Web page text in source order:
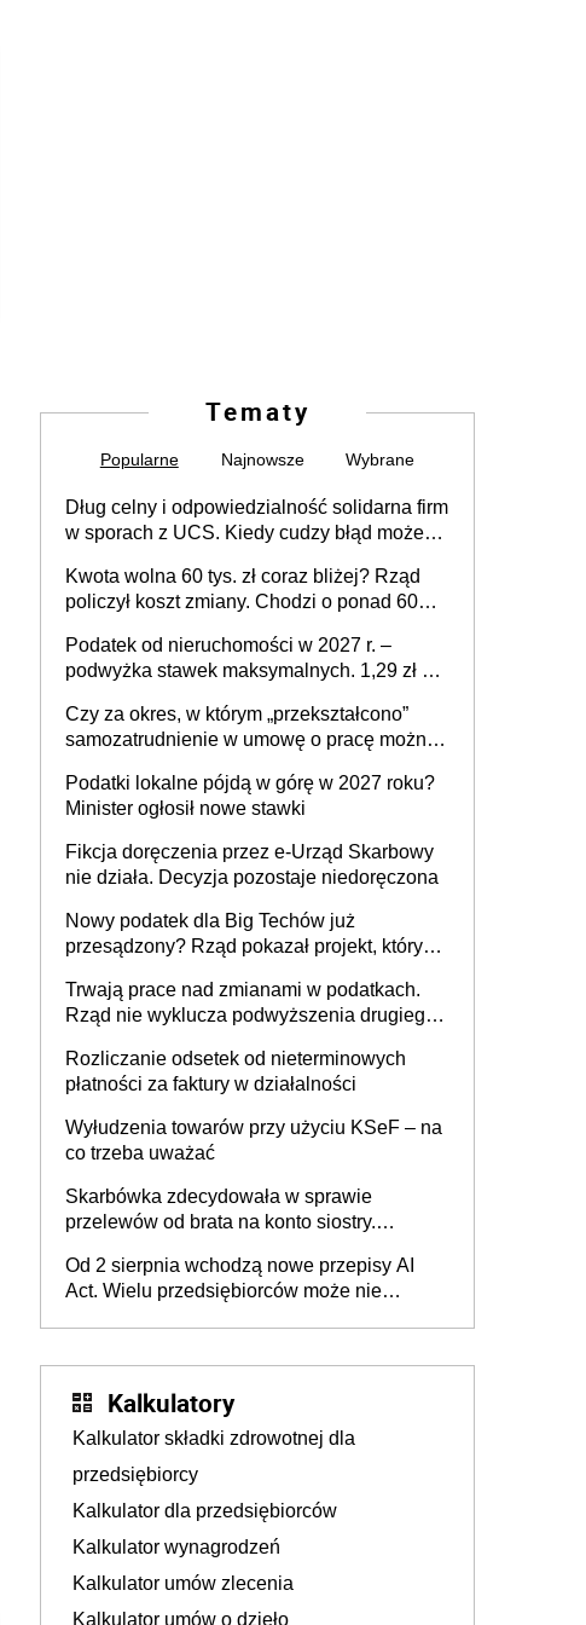
Tematy
Popularne Najnowsze Wybrane
Dług celny i odpowiedzialność solidarna firm
w sporach z UCS. Kiedy cudzy błąd może
Kwota wolna 60 tys. zł coraz bliżej? Rząd
policzył koszt zmiany. Chodzi o ponad 60
Podatek od nieruchomości w 2027 r. –
podwyżka stawek maksymalnych. 1,29 zł za
budynków i lokali związanych z
prowadzeniem działalności gospodarczej
Czy za okres, w którym „przekształcono”
samozatrudnienie w umowę o pracę można
umowy cywilnoprawnej jedynym
racjonalnym wyjściem
Podatki lokalne pójdą w górę w 2027 roku?
Minister ogłosił nowe stawki
Fikcja doręczenia przez e-Urząd Skarbowy
nie działa. Decyzja pozostaje niedoręczona
Nowy podatek dla Big Techów już
przesądzony? Rząd pokazał projekt, który
Trwają prace nad zmianami w podatkach.
Rząd nie wyklucza podwyższenia drugiego
Rozliczanie odsetek od nieterminowych
płatności za faktury w działalności
Wyłudzenia towarów przy użyciu KSeF – na
co trzeba uważać
Skarbówka zdecydowała w sprawie
przelewów od brata na konto siostry.
darowizna, ale podatku jednak nie będzie
Od 2 sierpnia wchodzą nowe przepisy AI
Act. Wielu przedsiębiorców może nie
Kalkulatory
Kalkulator składki zdrowotnej dla
przedsiębiorcy
Kalkulator dla przedsiębiorców
Kalkulator wynagrodzeń
Kalkulator umów zlecenia
Kalkulator umów o dzieło